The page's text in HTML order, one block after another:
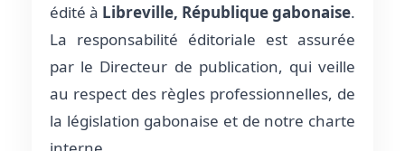
édité à Libreville, République gabonaise.
La responsabilité éditoriale est assurée
par le Directeur de publication, qui veille
au respect des règles professionnelles, de
la législation gabonaise et de notre charte